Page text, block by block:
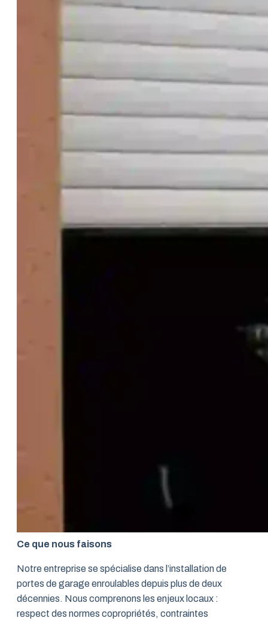
Ce que nous faisons
Notre entreprise se spécialise dans l’installation de
portes de garage enroulables depuis plus de deux
décennies. Nous comprenons les enjeux locaux :
respect des normes copropriétés, contraintes